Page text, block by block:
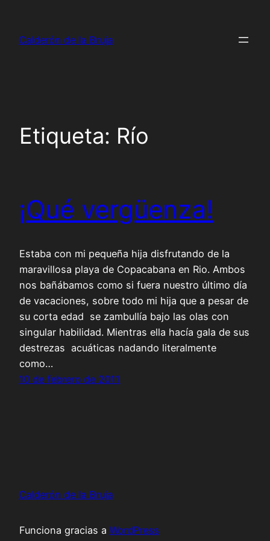
contenido
Calderón de la Bruja
Etiqueta: Río
¡Qué vergüenza!
Estaba con mi pequeña hija disfrutando de la
maravillosa playa de Copacabana en Rio. Ambos
nos bañábamos como si fuera nuestro último día
de vacaciones, sobre todo mi hija que a pesar de
su corta edad se zambullía bajo las olas con
singular habilidad. Mientras ella hacía gala de sus
destrezas acuáticas nadando literalmente
como…
10 de febrero de 2011
Calderón de la Bruja
Funciona gracias a WordPress